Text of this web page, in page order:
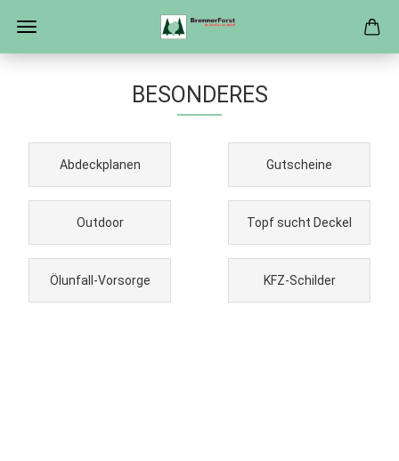
BESONDERES
Abdeckplanen Gutscheine
Outdoor Topf sucht Deckel
Ölunfall-Vorsorge KFZ-Schilder